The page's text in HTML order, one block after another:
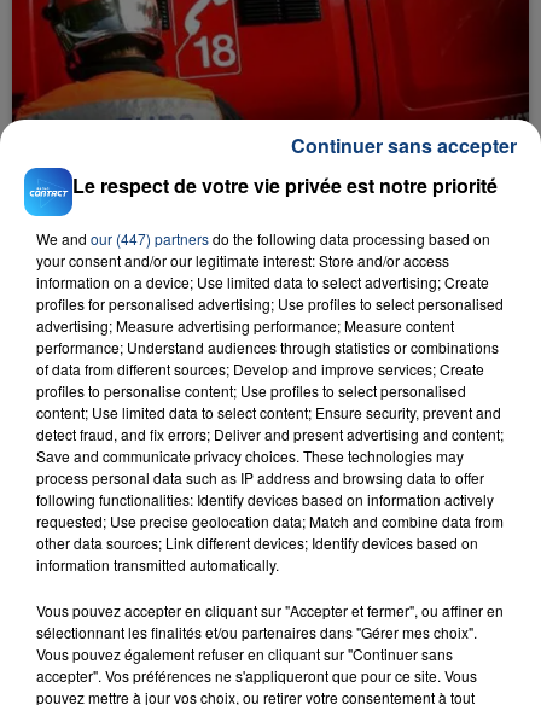
INCENDIE MORTEL À LENS : UNE FEMME ET
SON BÉBÉ ENTRE LA VIE ET LA...
Un homme s'est immolé par le feu après avoir
aspergé sa compagne et leur bébé de trois mois
d'un liquide inflammable.
20 juillet 2026
UNE ADOLESCENTE DEVANT SE FAIRE
OPÉRER DE LA CHEVILLE RESSORT DE LA...
La famille a porté plainte contre la clinique qui a
reconnu sa responsabilité et présenté ses
excuses.
TITRES DIFFUSÉS
12h31
12h31 12h29
12h29
Le respect de votre vie privée est notre priorité
We and our (447) partnersdo the following data processing based on
your consent and/or our legitimate interest: Store and/or access
information on a device; Use limited data to select advertising; Create
profiles for personalised advertising; Use profiles to select personalised
advertising; Measure advertising performance; Measure content
performance; Understand audiences through statistics or combinations
of data from different sources; Develop and improve services; Create
profiles to personalise content; Use profiles to select personalised
content; Use limited data to select content; Ensure security, prevent and
detect fraud, and fix errors; Deliver and present advertising and content;
Save and communicate privacy choices. These technologies may
process personal data such as IP address and browsing data to offer
following functionalities: Identify devices based on information actively
requested; Use precise geolocation data; Match and combine data from
other data sources; Link different devices; Identify devices based on
information transmitted automatically.
Vous pouvez accepter en cliquant sur "Accepter et fermer", ou affiner en
sélectionnant les finalités et/ou partenaires dans "Gérer mes choix".
Vous pouvez également refuser en cliquant sur "Continuer sans
accepter". Vos préférences ne s'appliqueront que pour ce site. Vous
pouvez mettre à jour vos choix, ou retirer votre consentement à tout
Continuer sans accepter